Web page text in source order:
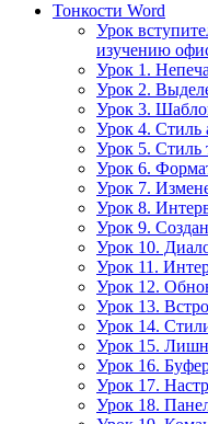
Тонкости Word
Урок
изучению
Урок 1.
Урок 2.
Урок 3.
Урок 4. Стиль
Урок 5. Стиль
Урок 6.
Урок 7.
Урок 8.
Урок 9.
Урок 10.
Урок 11.
Урок 12.
Урок 13.
Урок 14.
Урок 15.
Урок 16.
Урок 17.
Урок 18.